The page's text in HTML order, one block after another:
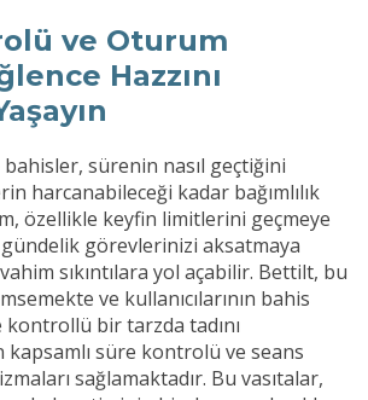
ve Oturum
Hazzını
sürenin nasıl geçtiğini
harcanabileceği kadar bağımlılık
özellikle keyfin limitlerini geçmeye
gündelik görevlerinizi aksatmaya
sıkıntılara yol açabilir. Bettilt, bu
ve kullanıcılarının bahis
bir tarzda tadını
kapsamlı süre kontrolü ve seans
sağlamaktadır. Bu vasıtalar,